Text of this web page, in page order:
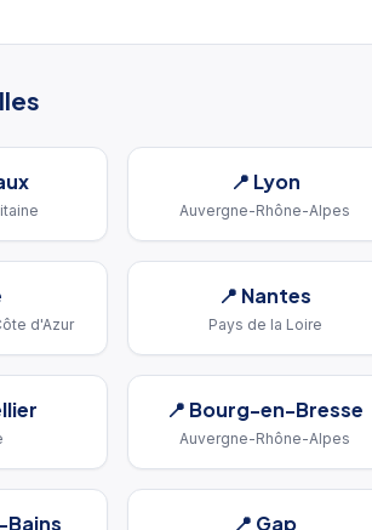
📍 Lyon
Auvergne-Rhône-Alpes
d'Azur
📍 Nantes
Pays de la Loire
📍 Bourg-en-Bresse
Auvergne-Rhône-Alpes
📍 Gap